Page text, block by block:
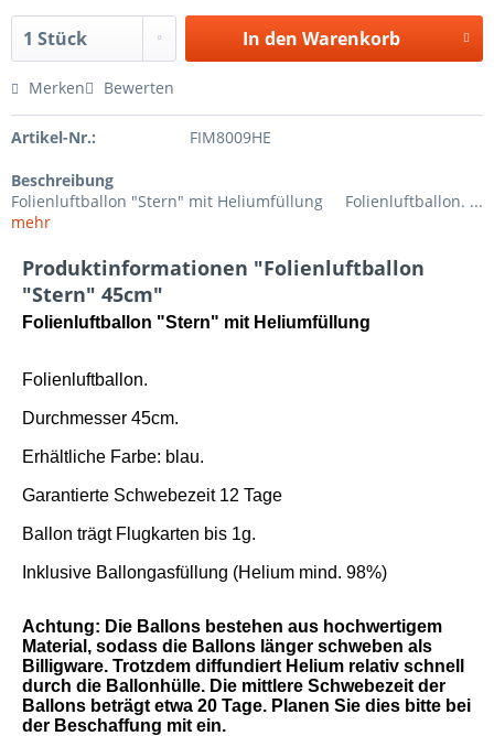
In den Warenkorb
Merken Bewerten
Artikel-Nr.: FIM8009HE
Beschreibung
Folienluftballon "Stern" mit Heliumfüllung Folienluftballon. ...
mehr
Produktinformationen "Folienluftballon
"Stern" 45cm"
Folienluftballon "Stern" mit Heliumfüllung
Folienluftballon.
Durchmesser 45cm.
Erhältliche Farbe: blau.
Garantierte Schwebezeit 12 Tage
Ballon trägt Flugkarten bis 1g.
Inklusive Ballongasfüllung (Helium mind. 98%)
Achtung: Die Ballons bestehen aus hochwertigem
Material, sodass die Ballons länger schweben als
Billigware. Trotzdem diffundiert Helium relativ schnell
durch die Ballonhülle. Die mittlere Schwebezeit der
Ballons beträgt etwa 20 Tage. Planen Sie dies bitte bei
der Beschaffung mit ein.